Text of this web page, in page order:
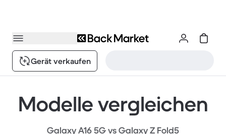
Gerät verkaufen
Modelle vergleichen
Galaxy A16 5G vs Galaxy Z Fold5